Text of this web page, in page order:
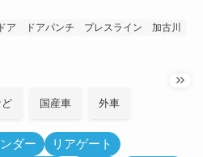
ア ドアパンチ プレスライン 加古川
国産車 外車
ダー
リアゲート